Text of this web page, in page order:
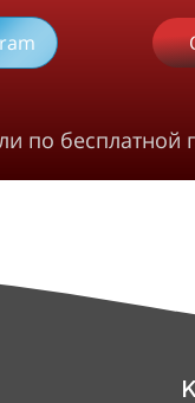
по бесплатной